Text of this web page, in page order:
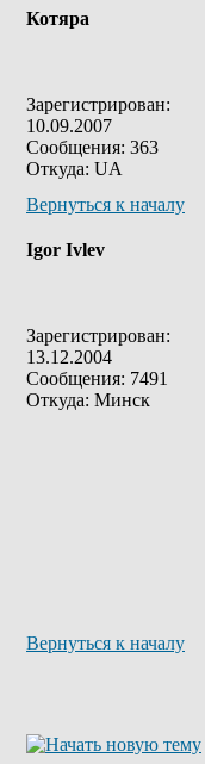
Котяра
Зарегистрирован:
10.09.2007
Сообщения: 363
Откуда: UA
Вернуться к началу
Igor Ivlev
Зарегистрирован:
13.12.2004
Сообщения: 7491
Откуда: Минск
Вернуться к началу